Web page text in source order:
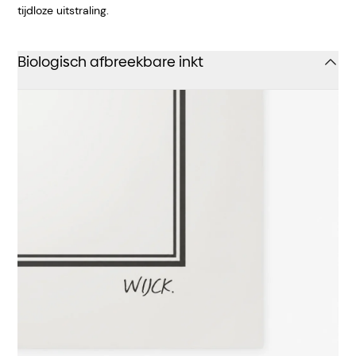
tijdloze uitstraling.
Biologisch afbreekbare inkt